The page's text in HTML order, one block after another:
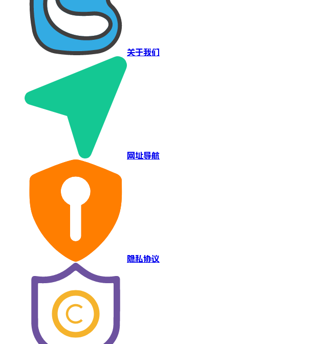
关于我们
网址导航
隐私协议